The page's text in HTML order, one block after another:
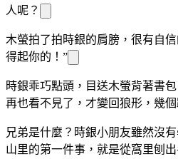
人呢？
木螢拍了拍時銀的肩膀，很有自
得起你的！”
時銀乖巧點頭，目送木螢背著書
再也看不見了，才變回狼形，幾
兄弟是什麼？時銀小朋友雖然沒
山里的第一件事，就是從窩里刨